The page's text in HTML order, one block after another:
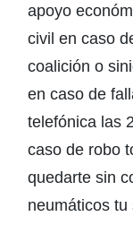
apoyo
civil en caso
coalición o
en caso de
telefónica las
caso de robo
quedarte sin
neumáticos